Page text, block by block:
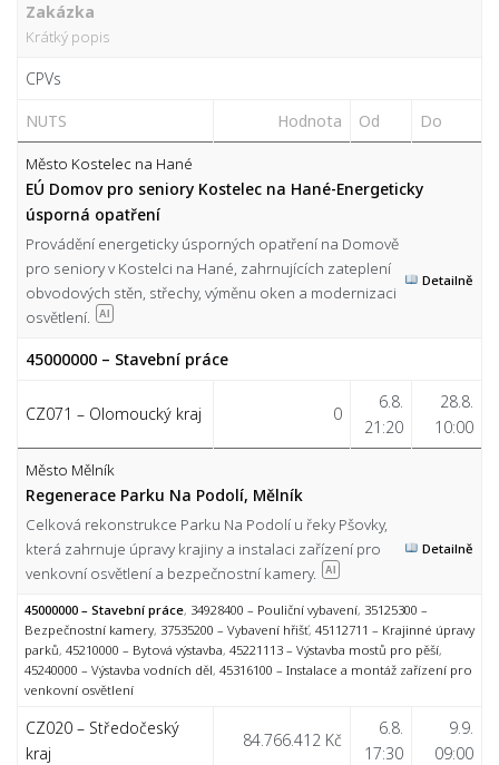
Zakázka
Krátký popis
CPVs
NUTS
Hodnota Od Do
Město Kostelec na Hané
EÚ Domov pro seniory Kostelec na Hané-Energeticky
úsporná opatření
Provádění energeticky úsporných opatření na Domově
pro seniory v Kostelci na Hané, zahrnujících zateplení
obvodových stěn, střechy, výměnu oken a modernizaci
osvětlení.
AI
Detailně
45000000 – Stavební práce
CZ071 – Olomoucký kraj 0
6.8.
21:20
28.8.
10:00
Město Mělník
Regenerace Parku Na Podolí, Mělník
Celková rekonstrukce Parku Na Podolí u řeky Pšovky,
která zahrnuje úpravy krajiny a instalaci zařízení pro
venkovní osvětlení a bezpečnostní kamery.
AI
Detailně
45000000 – Stavební práce, 34928400 – Pouliční vybavení, 35125300 –
Bezpečnostní kamery, 37535200 – Vybavení hřišť, 45112711 – Krajinné úpravy
parků, 45210000 – Bytová výstavba, 45221113 – Výstavba mostů pro pěší,
45240000 – Výstavba vodních děl, 45316100 – Instalace a montáž zařízení pro
venkovní osvětlení
CZ020 – Středočeský
kraj
84.766.412 Kč
6.8.
17:30
9.9.
09:00